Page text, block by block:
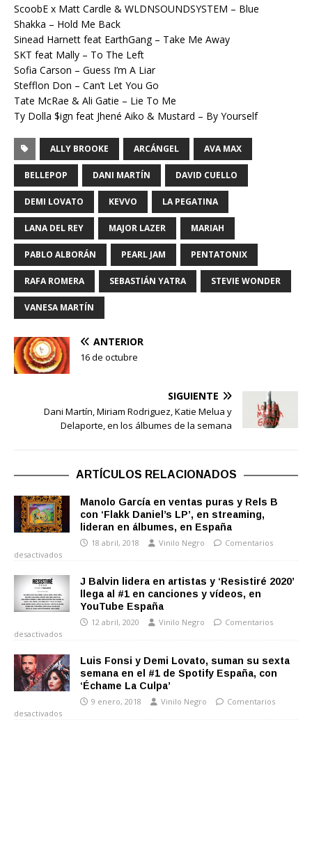
ScoobE x Matt Cardle & WLDNSOUNDSYSTEM – Blue
Shakka – Hold Me Back
Sinead Harnett feat EarthGang – Take Me Away
SKT feat Mally – To The Left
Sofia Carson – Guess I’m A Liar
Stefflon Don – Can’t Let You Go
Tate McRae & Ali Gatie – Lie To Me
Ty Dolla $ign feat Jhené Aiko & Mustard – By Yourself
ALLY BROOKE ARCÁNGEL AVA MAX
BELLEPOP DANI MARTÍN DAVID CUELLO
DEMI LOVATO KEVVO LA PEGATINA
LANA DEL REY MAJOR LAZER MARIAH
PABLO ALBORÁN PEARL JAM PENTATONIX
RAFA ROMERA SEBASTIÁN YATRA STEVIE WONDER
VANESA MARTÍN
ANTERIOR
16 de octubre
SIGUIENTE
Dani Martín, Miriam Rodriguez, Katie Melua y
Delaporte, en los álbumes de la semana
ARTÍCULOS RELACIONADOS
Manolo García en ventas puras y Rels B
con ‘Flakk Daniel’s LP’, en streaming,
lideran en álbumes, en España
18 abril, 2018 Vinilo Negro
Comentarios
desactivados
J Balvin lidera en artistas y ‘Resistiré 2020’
llega al #1 en canciones y vídeos, en
YouTube España
12 abril, 2020 Vinilo Negro
Comentarios
desactivados
Luis Fonsi y Demi Lovato, suman su sexta
semana en el #1 de Spotify España, con
‘Échame La Culpa’
9 enero, 2018 Vinilo Negro
Comentarios
desactivados